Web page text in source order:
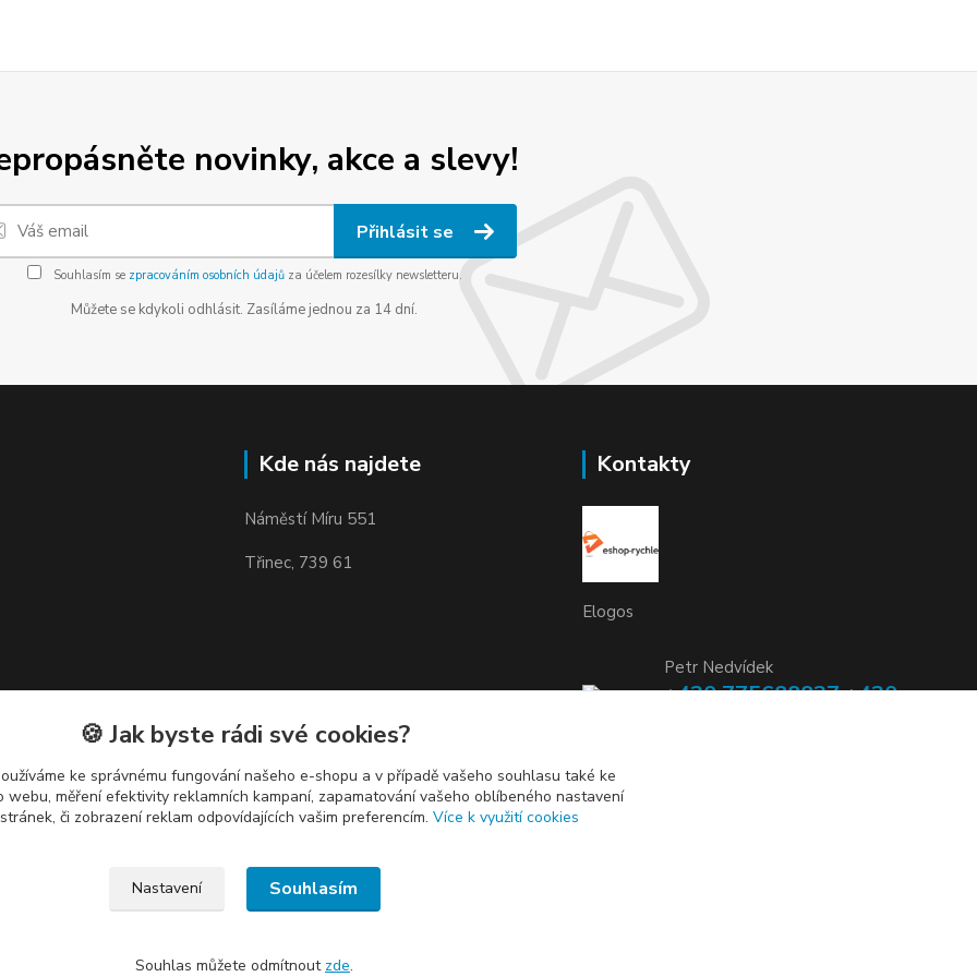
novinky, akce a slevy!
Přihlásit se
Souhlasím se zpracováním osobních údajůza účelem rozesílky newsletteru.
Můžete se kdykoli odhlásit. Zasíláme jednou za 14 dní.
Kde nás najdete
Náměstí Míru 551
Třinec, 739 61
Kontakty
Elogos
Petr Nedvídek
+420 775688827 +420
info@elogos.cz
🍪 Jak byste rádi své cookies?
ke správnému fungování našeho e-shopu a v případě vašeho souhlasu také ke
měření efektivity reklamních kampaní, zapamatování vašeho oblíbeného nastavení
či zobrazení reklam odpovídajících vašim preferencím. Více k využití cookies
Nastavení Souhlasím
Souhlas můžete odmítnout zde.